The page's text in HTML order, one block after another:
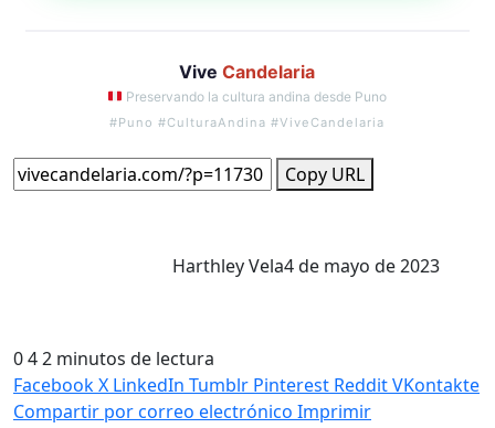
ViveCandelaria
Preservando la cultura andina desde Puno
#Puno #CulturaAndina #ViveCandelaria
Copy URL
Harthley Vela4 de mayo de 2023
042 minutos de lectura
FacebookX LinkedIn Tumblr Pinterest RedditVKontakte
Compartir por correo electrónico Imprimir